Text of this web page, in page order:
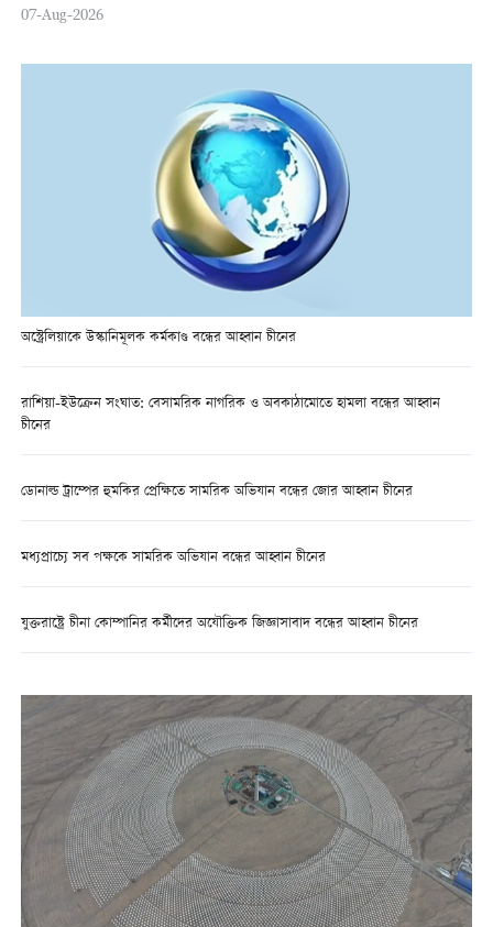
07-Aug-2026
অস্ট্রেলিয়াকে উস্কানিমূলক কর্মকাণ্ড বন্ধের আহ্বান চীনের
রাশিয়া-ইউক্রেন সংঘাত: বেসামরিক নাগরিক ও অবকাঠামোতে হামলা বন্ধের আহ্বান
চীনের
ডোনাল্ড ট্রাম্পের হুমকির প্রেক্ষিতে সামরিক অভিযান বন্ধের জোর আহ্বান চীনের
মধ্যপ্রাচ্যে সব পক্ষকে সামরিক অভিযান বন্ধের আহ্বান চীনের
যুক্তরাষ্ট্রে চীনা কোম্পানির কর্মীদের অযৌক্তিক জিজ্ঞাসাবাদ বন্ধের আহ্বান চীনের